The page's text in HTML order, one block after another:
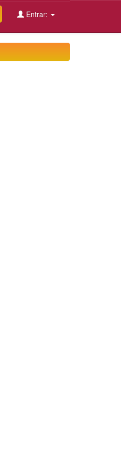
Entrar: